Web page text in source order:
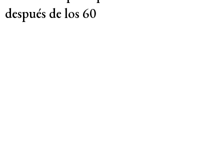
después de los 60